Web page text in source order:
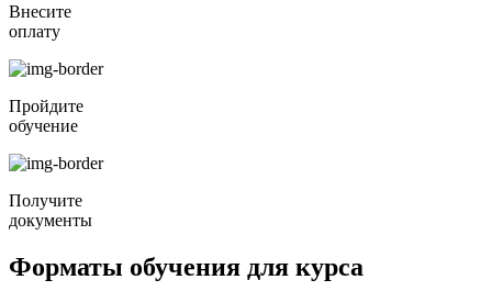
Внесите
оплату
Пройдите
обучение
Получите
документы
Форматы обучения для курса